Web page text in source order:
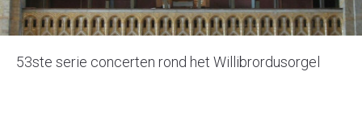
53ste serie concerten rond het Willibrordusorgel